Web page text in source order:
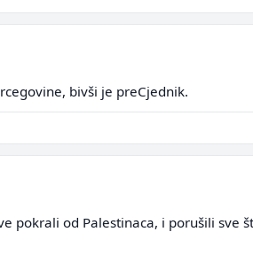
bivši je preCjednik.
pokrali od Palestinaca, i porušili sve